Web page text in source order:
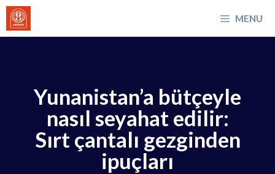
İçeriğe
atla
MENU
Yunanistan’a bütçeyle
nasıl seyahat edilir:
Sırt çantalı gezginden
ipuçları